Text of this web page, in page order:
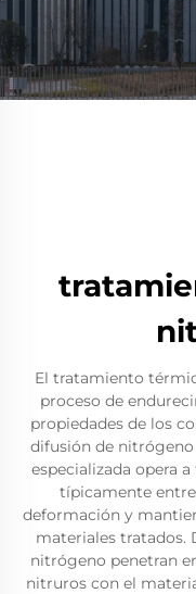
El tratamiento
proceso de
propiedades de los
difusión de nitrógeno
especializada opera
típicamente
deformación y
materiales tratados.
nitrógeno penetran
nitruros con el